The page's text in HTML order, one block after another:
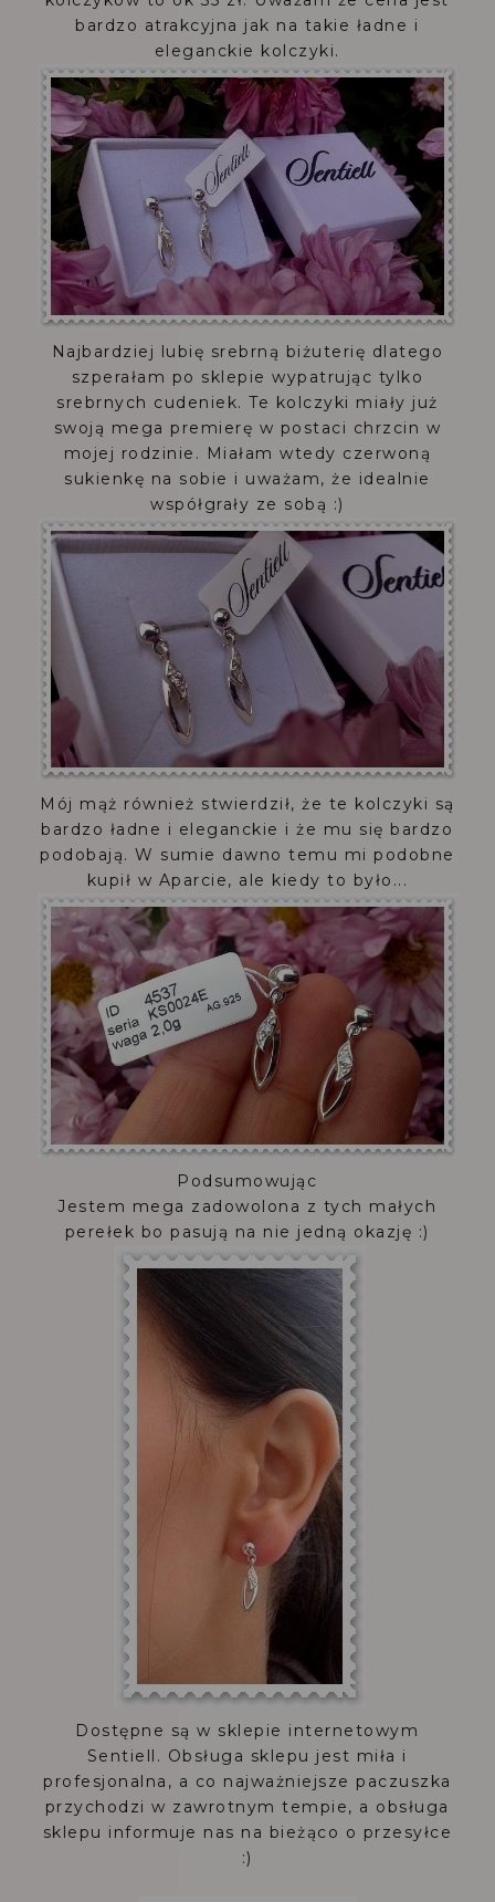
bardzo atrakcyjna jak na takie ładne i
eleganckie kolczyki.
Najbardziej lubię srebrną biżuterię dlatego
szperałam po sklepie wypatrując tylko
srebrnych cudeniek. Te kolczyki miały już
swoją mega premierę w postaci chrzcin w
mojej rodzinie. Miałam wtedy czerwoną
sukienkę na sobie i uważam, że idealnie
współgrały ze sobą :)
Mój mąż również stwierdził, że te kolczyki są
bardzo ładne i eleganckie i że mu się bardzo
podobają. W sumie dawno temu mi podobne
kupił w Aparcie, ale kiedy to było...
Podsumowując
Jestem mega zadowolona z tych małych
perełek bo pasują na nie jedną okazję :)
Dostępne są w sklepie internetowym
Sentiell. Obsługa sklepu jest miła i
profesjonalna, a co najważniejsze paczuszka
przychodzi w zawrotnym tempie, a obsługa
sklepu informuje nas na bieżąco o przesyłce
:)